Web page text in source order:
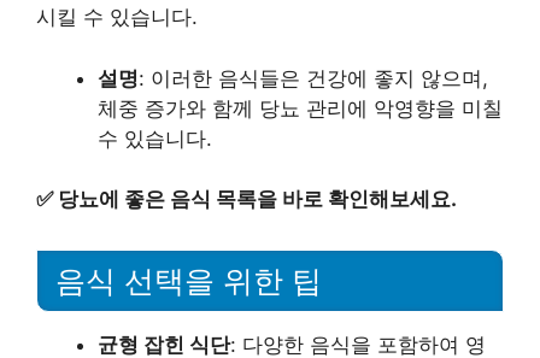
시킬 수 있습니다.
설명: 이러한 음식들은 건강에 좋지 않으며,
체중 증가와 함께 당뇨 관리에 악영향을 미칠
수 있습니다.
✅ 당뇨에 좋은 음식 목록을 바로 확인해보세요.
음식 선택을 위한 팁
균형 잡힌 식단: 다양한 음식을 포함하여 영